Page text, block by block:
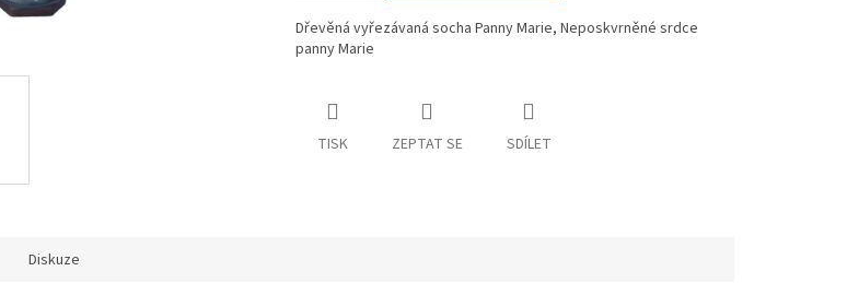
Dřevěná vyřezávaná socha Panny Marie, Neposkvrněné srdce
panny Marie
TISK ZEPTAT SE SDÍLET
Diskuze